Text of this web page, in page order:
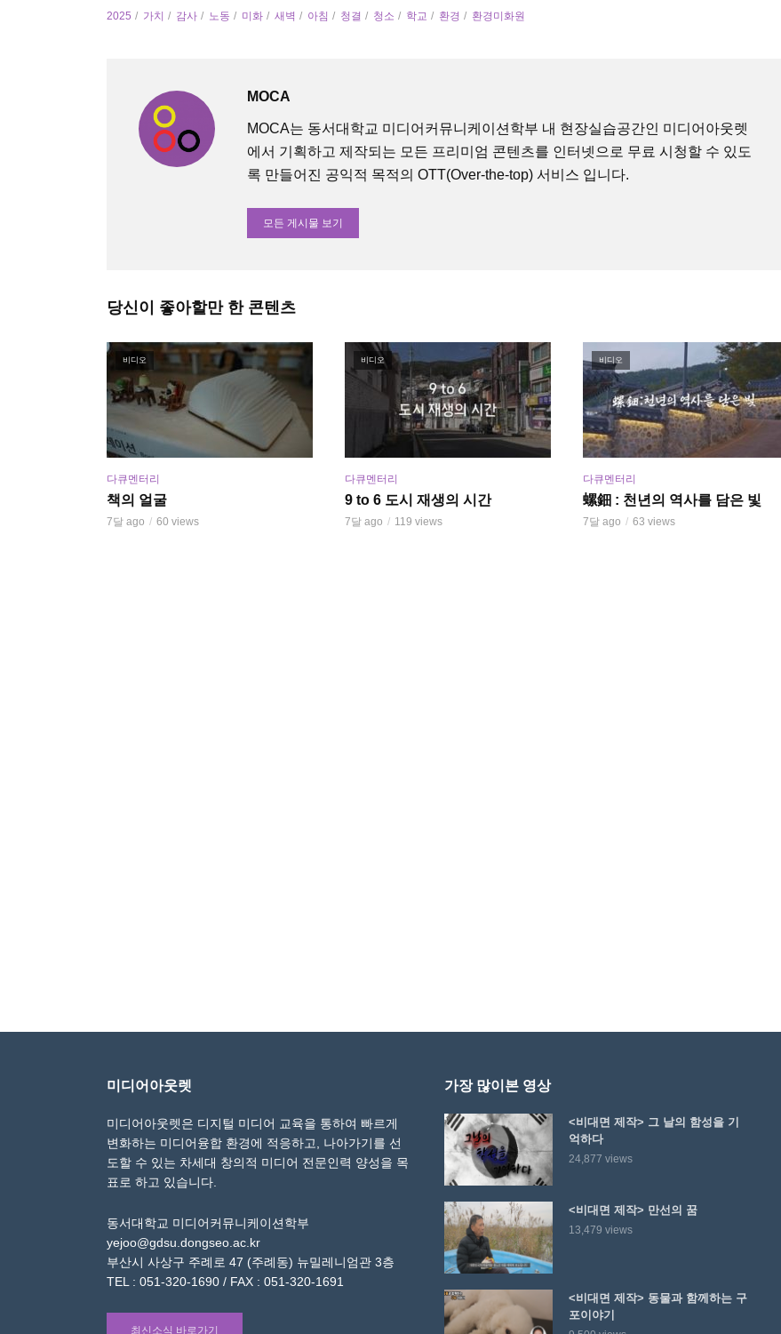
2025 가치 감사 노동 미화 새벽 아침 청결 청소 학교 환경 환경미화원
MOCA
MOCA는 동서대학교 미디어커뮤니케이션학부 내 현장실습공간인 미디어아웃렛
에서 기획하고 제작되는 모든 프리미엄 콘텐츠를 인터넷으로 무료 시청할 수 있도
록 만들어진 공익적 목적의 OTT(Over-the-top) 서비스 입니다.
모든 게시물 보기
당신이 좋아할만 한 콘텐츠
비디오
다큐멘터리
책의 얼굴
7달 ago 60 views
비디오
다큐멘터리
9 to 6 도시 재생의 시간
7달 ago 119 views
비디오
다큐멘터리
螺鈿 : 천년의 역사를 담은 빛
7달 ago 63 views
미디어아웃렛
미디어아웃렛은 디지털 미디어 교육을 통하여 빠르게
변화하는 미디어융합 환경에 적응하고, 나아가기를 선
도할 수 있는 차세대 창의적 미디어 전문인력 양성을 목
표로 하고 있습니다.
동서대학교 미디어커뮤니케이션학부
yejoo@gdsu.dongseo.ac.kr
부산시 사상구 주례로 47 (주례동) 뉴밀레니엄관 3층
TEL : 051-320-1690 / FAX : 051-320-1691
최신소식 바로가기
가장 많이본 영상
<비대면 제작> 그 날의 함성을 기
억하다
24,877 views
<비대면 제작> 만선의 꿈
13,479 views
<비대면 제작> 동물과 함께하는 구
포이야기